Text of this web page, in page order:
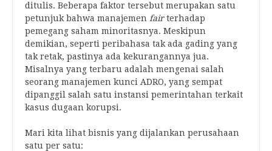
ditulis. Beberapa faktor tersebut merupakan satu
petunjuk bahwa manajemen fairterhadap
pemegang saham minoritasnya. Meskipun
demikian, seperti peribahasa tak ada gading yang
tak retak, pastinya ada kekurangannya jua.
Misalnya yang terbaru adalah mengenai salah
seorang manajemen kunci ADRO, yang sempat
dipanggil salah satu instansi pemerintahan terkait
kasus dugaan korupsi.
Mari kita lihat bisnis yang dijalankan perusahaan
satu per satu: